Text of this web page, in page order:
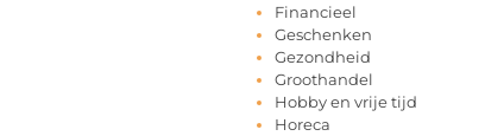
Financieel
Geschenken
Gezondheid
Groothandel
Hobby en vrije tijd
Horeca